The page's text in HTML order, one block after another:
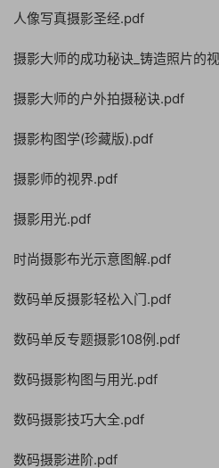
人像写真摄影圣经.pdf
摄影大师的成功秘诀_铸造照片的
摄影大师的户外拍摄秘诀.pdf
摄影构图学(珍藏版).pdf
摄影师的视界.pdf
摄影用光.pdf
时尚摄影布光示意图解.pdf
数码单反摄影轻松入门.pdf
数码单反专题摄影108例.pdf
数码摄影构图与用光.pdf
数码摄影技巧大全.pdf
数码摄影进阶.pdf